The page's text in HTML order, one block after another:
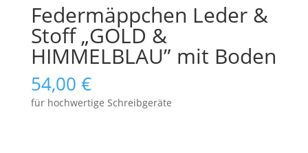
Federmäppchen Leder &
Stoff „GOLD &
HIMMELBLAU” mit Boden
54,00 €
für hochwertige Schreibgeräte